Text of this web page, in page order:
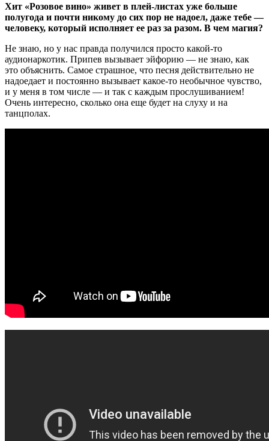
Хит «Розовое вино» живет в плей-листах уже больше
полугода и почти никому до сих пор не надоел, даже тебе —
человеку, который исполняет ее раз за разом. В чем магия?
Не знаю, но у нас правда получился просто какой-то
аудионаркотик. Припев вызывает эйфорию — не знаю, как
это объяснить. Самое страшное, что песня действительно не
надоедает и постоянно вызывает какое-то необычное чувство,
и у меня в том числе — и так с каждым прослушиванием!
Очень интересно, сколько она еще будет на слуху и на
танцполах.